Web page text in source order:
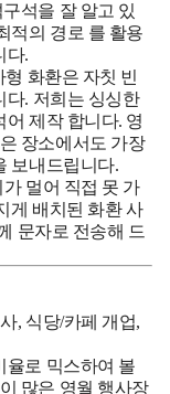
석을 잘 알고 있
적의 경로 를 활용
다.
형 화환은 자칫 빈
다. 저희는 싱싱한
어 제작 합니다. 영
장소에서도 가장
보내드립니다.
가 멀어 직접 못 가
게 배치된 화환 사
문자로 전송해 드
, 식당/카페 개업,
율로 믹스하여 볼
많은 영월 행사장